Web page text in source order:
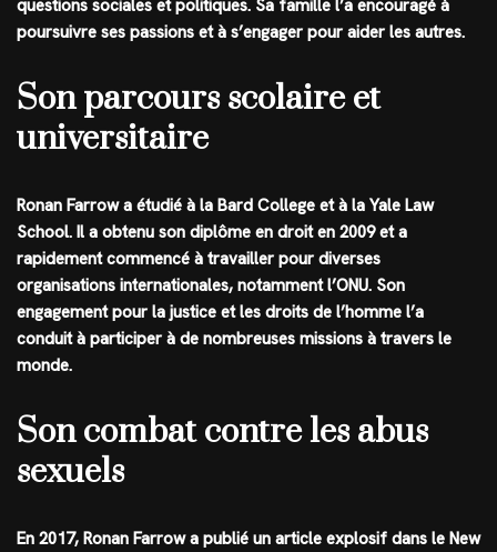
questions sociales et politiques. Sa famille l’a encouragé à
poursuivre ses passions et à s’engager pour aider les autres.
Son parcours scolaire et
universitaire
Ronan Farrow a étudié à la Bard College et à la Yale Law
School. Il a obtenu son diplôme en droit en 2009 et a
rapidement commencé à travailler pour diverses
organisations internationales, notamment l’ONU. Son
engagement pour la justice et les droits de l’homme l’a
conduit à participer à de nombreuses missions à travers le
monde.
Son combat contre les abus
sexuels
En 2017, Ronan Farrow a publié un article explosif dans le New